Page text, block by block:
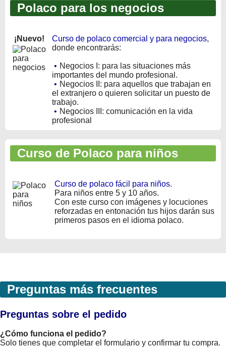
Polaco para los negocios
¡Nuevo! Curso de polaco comercial y para negocios,
donde encontrarás:
• Negocios I: para las situaciones más
importantes del mundo profesional.
• Negocios II: para aquellos que trabajan en
el extranjero o quieren solicitar un puesto de
trabajo.
• Negocios III: comunicación en la vida
profesional
Curso de Polaco para niños
Curso de polaco fácil para niños.
Para niños entre 5 y 10 años.
Con este curso con imágenes y locuciones
reforzadas en entonación tus hijos darán sus
primeros pasos en el idioma polaco.
Preguntas más frecuentes
Preguntas sobre el pedido
¿Cómo funciona el pedido?
Solo tienes que completar el formulario y confirmar tu compra.